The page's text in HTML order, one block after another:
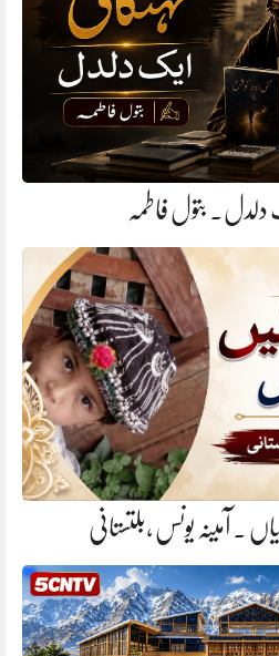
دلدل. بتول فاطمہ
. آمینہ یونس ،بلتستانی